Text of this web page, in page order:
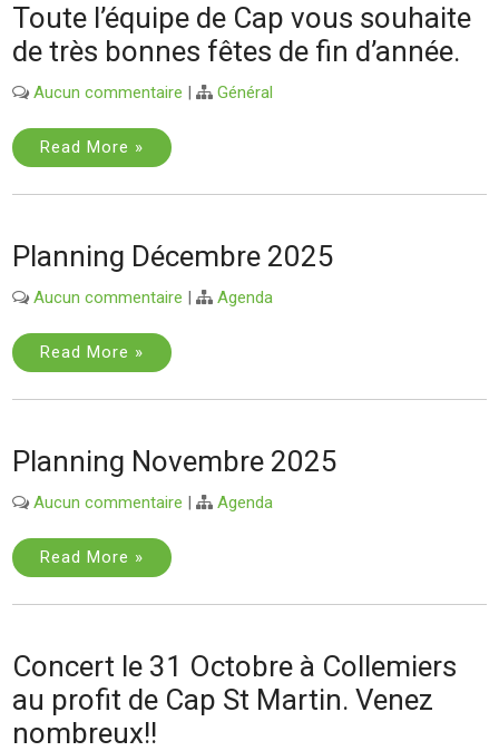
Toute l’équipe de Cap vous souhaite
de très bonnes fêtes de fin d’année.
Aucun commentaire | Général
Read More »
Planning Décembre 2025
Aucun commentaire | Agenda
Read More »
Planning Novembre 2025
Aucun commentaire | Agenda
Read More »
Concert le 31 Octobre à Collemiers
au profit de Cap St Martin. Venez
nombreux!!